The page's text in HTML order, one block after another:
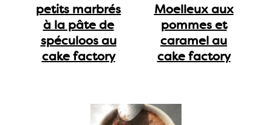
petits marbrés
à la pâte de
spéculoos au
cake factory
Moelleux aux
pommes et
caramel au
cake factory